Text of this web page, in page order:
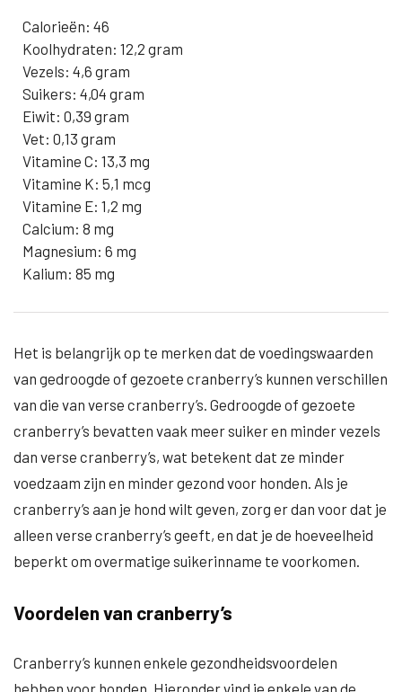
Calorieën: 46
Koolhydraten: 12,2 gram
Vezels: 4,6 gram
Suikers: 4,04 gram
Eiwit: 0,39 gram
Vet: 0,13 gram
Vitamine C: 13,3 mg
Vitamine K: 5,1 mcg
Vitamine E: 1,2 mg
Calcium: 8 mg
Magnesium: 6 mg
Kalium: 85 mg
Het is belangrijk op te merken dat de voedingswaarden
van gedroogde of gezoete cranberry’s kunnen verschillen
van die van verse cranberry’s. Gedroogde of gezoete
cranberry’s bevatten vaak meer suiker en minder vezels
dan verse cranberry’s, wat betekent dat ze minder
voedzaam zijn en minder gezond voor honden. Als je
cranberry’s aan je hond wilt geven, zorg er dan voor dat je
alleen verse cranberry’s geeft, en dat je de hoeveelheid
beperkt om overmatige suikerinname te voorkomen.
Voordelen van cranberry’s
Cranberry’s kunnen enkele gezondheidsvoordelen
hebben voor honden. Hieronder vind je enkele van de